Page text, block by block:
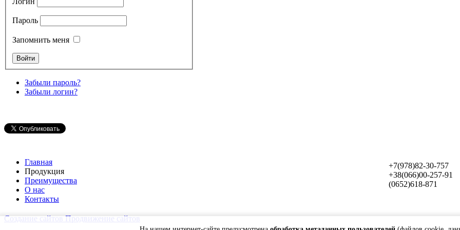
Пароль
Запомнить меня
Забыли пароль?
Забыли логин?
Главная
Продукция
Преимущества
О нас
Контакты
+7(978)82-30-757
+38(066)00-257-91
(0652)618-871
Создание сайтов Продвижение сайтов